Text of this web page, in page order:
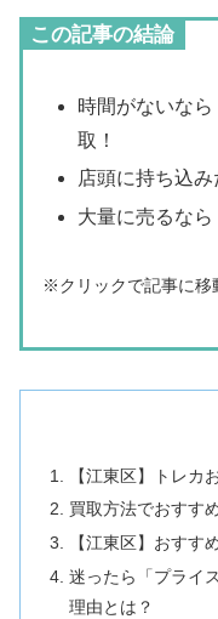
この記事の結論
時間がないなら
取！
店頭に持ち込
大量に売るなら
※クリックで記事に移
【江東区】トレカ
買取方法でおすす
【江東区】おすす
迷ったら「プライ
理由とは？